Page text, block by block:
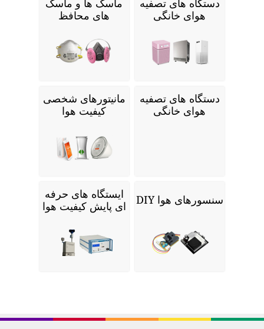
دستگاه های تصفیه
هوای خانگی
ماسک ها و ماسک
های محافظ
دستگاه های تصفیه
هوای خانگی
مانیتورهای شخصی
کیفیت هوا
سنسورهای هوا DIY
ایستگاه های حرفه
ای پایش کیفیت هوا